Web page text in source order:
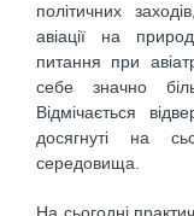
політичних
авіації на
питання при
себе значно
Відмічається
досягнуті на
середовища.
На сьогодні